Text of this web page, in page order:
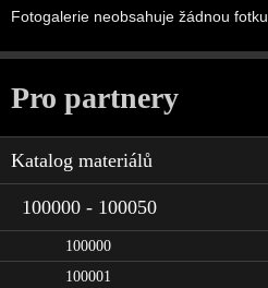
Fotogalerie neobsahuje žádnou fotku.
Pro partnery
Katalog materiálů
100000 - 100050
100000
100001